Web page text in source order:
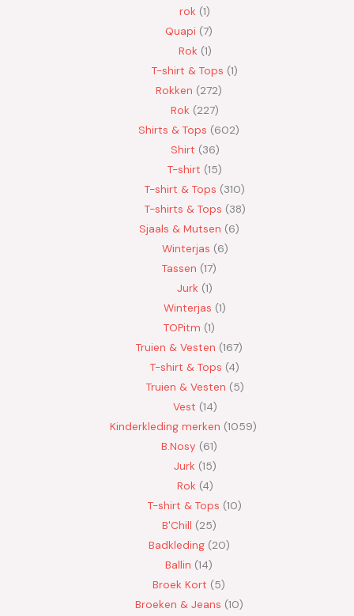
rok 1
Quapi 7
Rok 1
T-shirt & Tops 1
Rokken 272
Rok 227
Shirts & Tops 602
Shirt 36
T-shirt 15
T-shirt & Tops 310
T-shirts & Tops 38
Sjaals & Mutsen 6
Winterjas 6
Tassen 17
Jurk 1
Winterjas 1
TOPitm 1
Truien & Vesten 167
T-shirt & Tops 4
Truien & Vesten 5
Vest 14
Kinderkleding merken 1059
B.Nosy 61
Jurk 15
Rok 4
T-shirt & Tops 10
B'Chill 25
Badkleding 20
Ballin 14
Broek Kort 5
Broeken & Jeans 10